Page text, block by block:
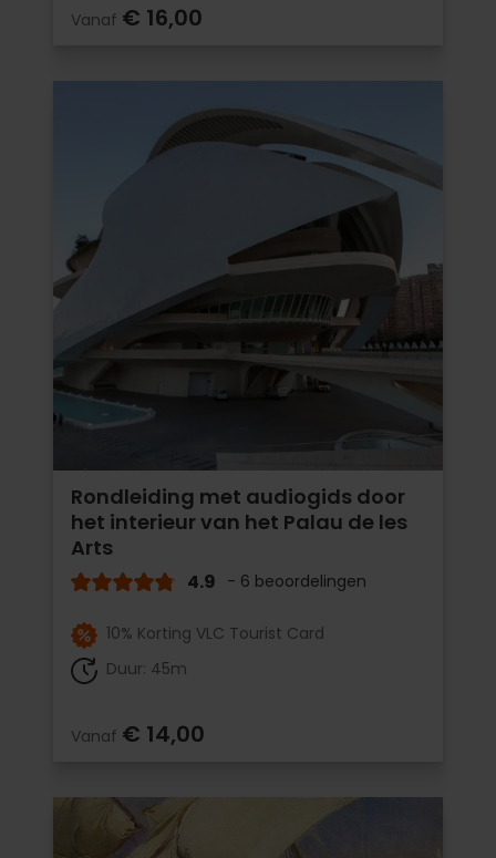
Vanaf € 16,00
Rondleiding met audiogids door
het interieur van het Palau de les
Arts
4.9 - 6 beoordelingen
10% Korting VLC Tourist Card
Duur: 45m
Vanaf € 14,00